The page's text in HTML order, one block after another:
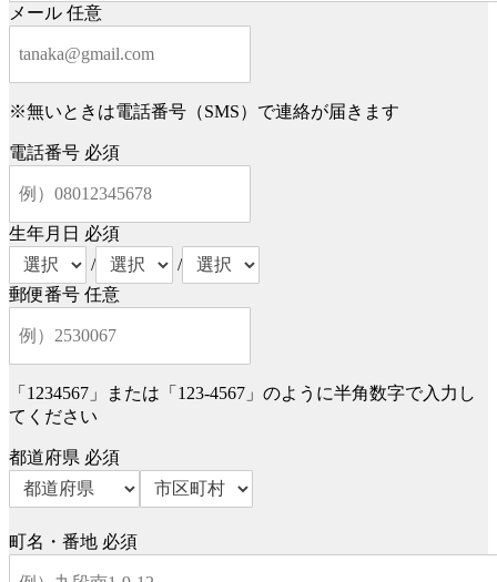
メール 任意
※無いときは電話番号（SMS）で連絡が届きます
電話番号 必須
生年月日 必須
/
/
郵便番号 任意
「1234567」または「123-4567」のように半角数字で入力し
てください
都道府県 必須
町名・番地 必須